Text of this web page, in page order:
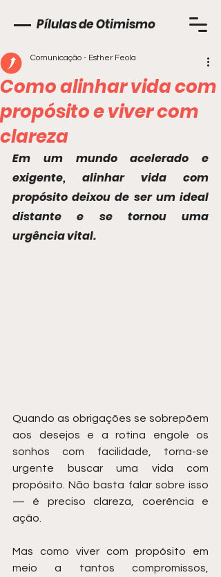
Pílulas de Otimismo
Como alinhar vida com
propósito e viver com
clareza
Comunicação - Esther Feola
Em um mundo acelerado e
exigente, alinhar vida com
propósito deixou de ser um ideal
distante e se tornou uma
urgência vital.
Quando as obrigações se sobrepõem
aos desejos e a rotina engole os
sonhos com facilidade, torna-se
urgente buscar uma vida com
propósito. Não basta falar sobre isso
— é preciso clareza, coerência e
ação.
Mas como viver com propósito em
meio a tantos compromissos,